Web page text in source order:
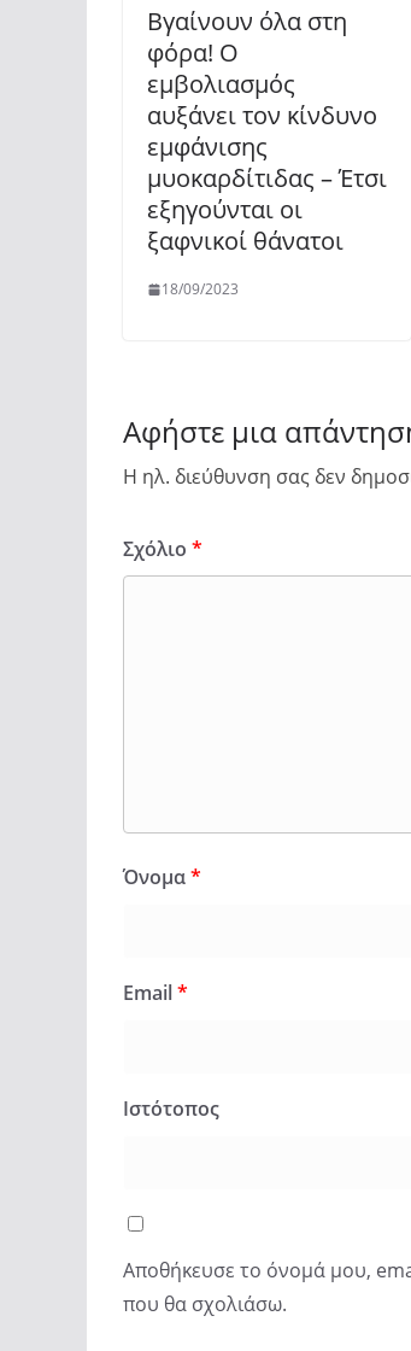
Βγαίνουν όλα στη
φόρα! Ο
εμβολιασμός
αυξάνει τον κίνδυνο
εμφάνισης
μυοκαρδίτιδας – Έτσι
εξηγούνται οι
ξαφνικοί θάνατοι
18/09/2023
Αφήστε μια
Η ηλ. διεύθυνση σας δεν
Σχόλιο *
Όνομα*
Email*
Ιστότοπος
Αποθήκευσε το όνομά μου,
που θα σχολιάσω.